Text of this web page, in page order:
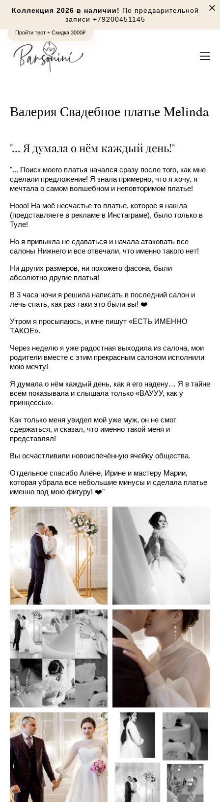
Пройти тест + Скидка 3000₽
Коллекция 2026 в наличии! По предварительной
записи +79200451145
Валерия Свадебное платье Melinda
"... Я думала о нём каждый день!"
"... Поиск моего платья начался сразу после того, как мне
сделали предложение! Я знала примерно, что я хочу, я
мечтала о самом волшебном и неповторимом платье!
Нооо! На моё несчастье то платье, которое я нашла
(представляете в рекламе в Инстаграме), было только в
Туле!
Но я привыкла не сдаваться и начала атаковать все
салоны Нижнего и все отвечали, что именно такого нет!
Ни других размеров, ни похожего фасона, были
абсолютно другие платья!
В 3 часа ночи я решила написать в последний салон и
лечь спать, как раз таки это были вы! ❤️
Утром я просыпаюсь, и мне пишут «ЕСТЬ ИМЕННО
ТАКОЕ».
Через неделю я уже радостная выходила из салона, мои
родители вместе с этим прекрасным салоном исполнили
мою мечту!
Я думала о нём каждый день, как я его надену… Я в тайне
всем показывала и слышала только «ВАУУУ, как у
принцессы».
Как только меня увидел мой уже муж, он не смог
сдержаться, и сказал, что именно такой меня и
представлял!
Вы осчастливили новоиспечённую ячейку общества.
Отдельное спасибо Алёне, Ирине и мастеру Марии,
которая убрала все небольшие минусы и сделала платье
именно под мою фигуру! ❤️"